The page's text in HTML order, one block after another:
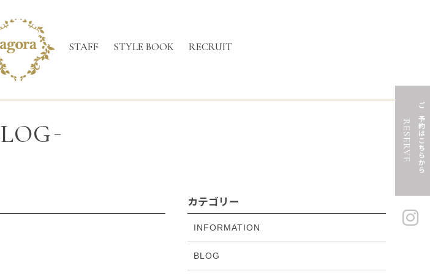
STAFF STYLE BOOK RECRUIT
ご予約はこちらから
RESERVE
BLOG
カテゴリー
INFORMATION
BLOG